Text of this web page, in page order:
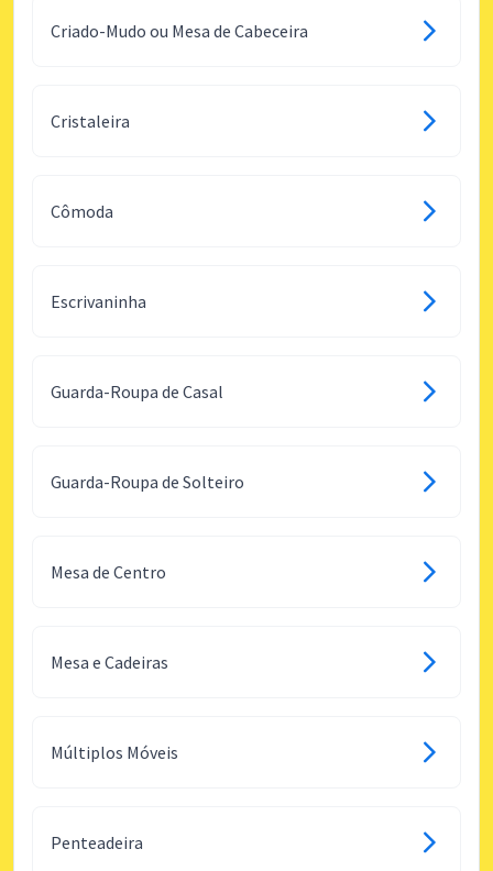
Criado-Mudo ou Mesa de Cabeceira
Cristaleira
Cômoda
Escrivaninha
Guarda-Roupa de Casal
Guarda-Roupa de Solteiro
Mesa de Centro
Mesa e Cadeiras
Múltiplos Móveis
Penteadeira